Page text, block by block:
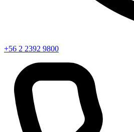
+56 2 2392 9800